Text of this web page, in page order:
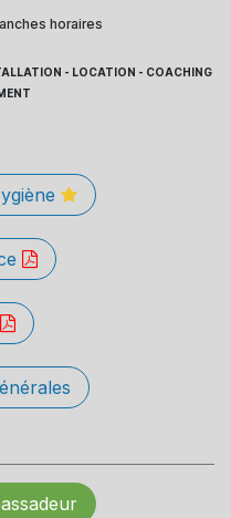
horaires
- LOCATION - COACHING